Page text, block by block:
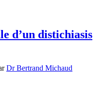
d’un distichiasis
Dr Bertrand Michaud